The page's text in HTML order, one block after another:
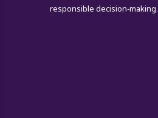
responsible decision-making.